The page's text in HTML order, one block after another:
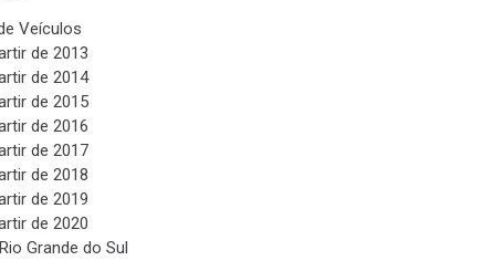
Veículos
de 2013
de 2014
de 2015
de 2016
de 2017
de 2018
de 2019
de 2020
Grande do Sul